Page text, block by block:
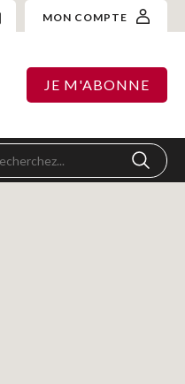
MON COMPTE
JE M'ABONNE